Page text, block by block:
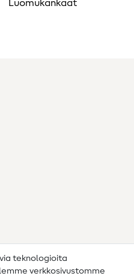
Luomukankaat
teknologioita
verkkosivustomme